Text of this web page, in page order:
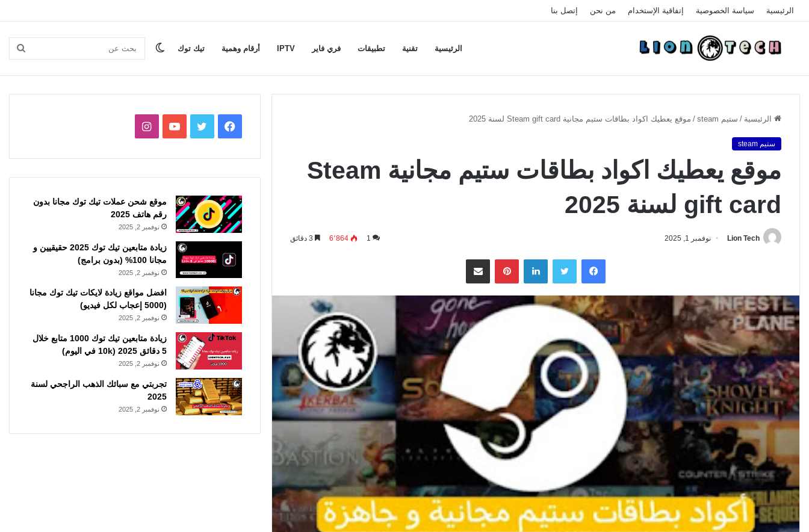
الرئيسية سياسة الخصوصية إتفاقية الإستخدام من نحن إتصل بنا
الرئيسية تقنية تطبيقات فري فاير IPTV أرقام وهمية تيك توك بحث الوضع
الرئيسية / ستيم steam / موقع يعطيك اكواد بطاقات ستيم مجانية Steam gift card لسنة 2025
ستيم steam
موقع يعطيك اكواد بطاقات ستيم مجانية Steam
gift card لسنة 2025
Lion Tech نوفمبر 1, 2025 1 6٬864
فيسبوك تويتر لينكدإن بينتيريستمشاركة عبر البريد
فيسبوكتويتر يوتيوبانستقرام
موقع شحن عملات تيك توك مجانا بدون
رقم هاتف 2025
نوفمبر 2, 2025
زيادة متابعين تيك توك 2025 حقيقيين و
مجانا 100% (بدون برامج)
نوفمبر 2, 2025
افضل مواقع زيادة لايكات تيك توك مجانا
(5000 إعجاب لكل فيديو)
نوفمبر 2, 2025
زيادة متابعين تيك توك 1000 متابع خلال
5 دقائق 2025 (10k في اليوم)
نوفمبر 2, 2025
تجربتي مع سبائك الذهب الراجحي لسنة
2025
نوفمبر 2, 2025